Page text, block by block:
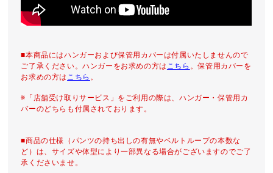
■本商品にはハンガーおよび保管用カバーは付属いたしませんので
ご了承ください。ハンガーをお求めの方は こちら 。保管用カバーを
お求めの方は こちら 。
※「店舗受け取りサービス」をご利用の際は、ハンガー・保管用カ
バーのどちらも付属されております。
■商品の仕様（パンツの持ち出しの有無やベルトループの本数な
ど）は、サイズや体型により一部異なる場合がございますのでご了
承くださいませ。